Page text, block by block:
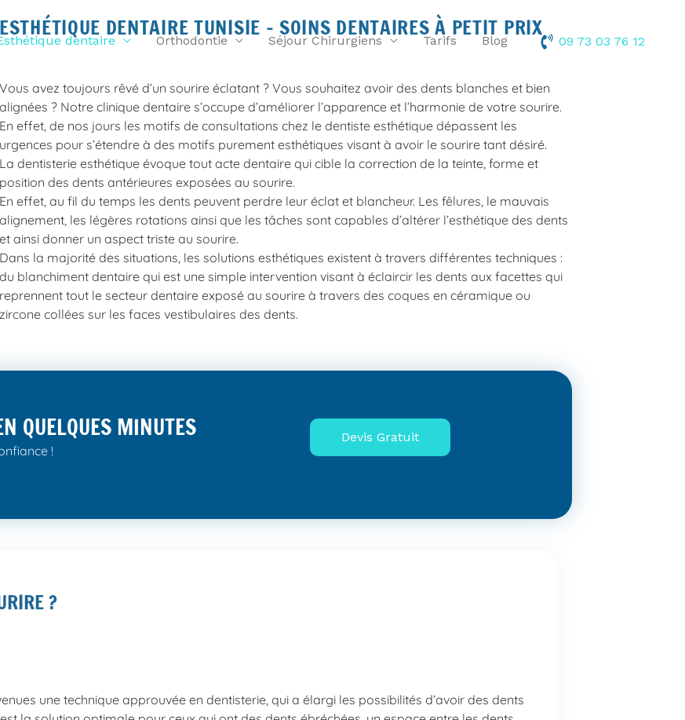
dentaire Orthodontie Séjour Chirurgiens Tarifs Blog 09 73 03 76 12
ESTHÉTIQUE DENTAIRE TUNISIE - SOINS DENTAIRES À PETIT PRIX
Vous avez toujours rêvé d’un sourire éclatant ? Vous souhaitez avoir des dents blanches et bien
alignées ? Notre clinique dentaire s’occupe d’améliorer l’apparence et l’harmonie de votre sourire.
En effet, de nos jours les motifs de consultations chez le dentiste esthétique dépassent les
urgences pour s’étendre à des motifs purement esthétiques visant à avoir le sourire tant désiré.
La dentisterie esthétique évoque tout acte dentaire qui cible la correction de la teinte, forme et
position des dents antérieures exposées au sourire.
En effet, au fil du temps les dents peuvent perdre leur éclat et blancheur. Les fêlures, le mauvais
alignement, les légères rotations ainsi que les tâches sont capables d’altérer l’esthétique des dents
et ainsi donner un aspect triste au sourire.
Dans la majorité des situations, les solutions esthétiques existent à travers différentes techniques :
du blanchiment dentaire qui est une simple intervention visant à éclaircir les dents aux facettes qui
reprennent tout le secteur dentaire exposé au sourire à travers des coques en céramique ou
zircone collées sur les faces vestibulaires des dents.
QUELQUES MINUTES
!
Devis Gratuit
?
une technique approuvée en dentisterie, qui a élargi les possibilités d’avoir des dents